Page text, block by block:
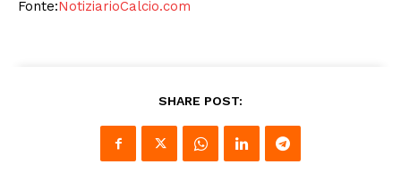
Fonte:NotiziarioCalcio.com
SHARE POST: